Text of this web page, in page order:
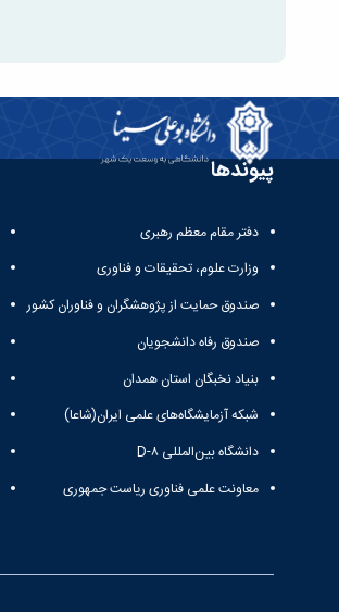
پیوندها
دفتر مقام معظم رهبری
وزارت علوم، تحقیقات و فناوری
صندوق حمایت از پژوهشگران و فناوران کشور
صندوق رفاه دانشجویان
بنیاد نخبگان استان همدان
شبکه آزمایشگاه‌های علمی ایران(شاعا)
دانشگاه بین‌المللی D-۸
معاونت علمی فناوری ریاست جمهوری